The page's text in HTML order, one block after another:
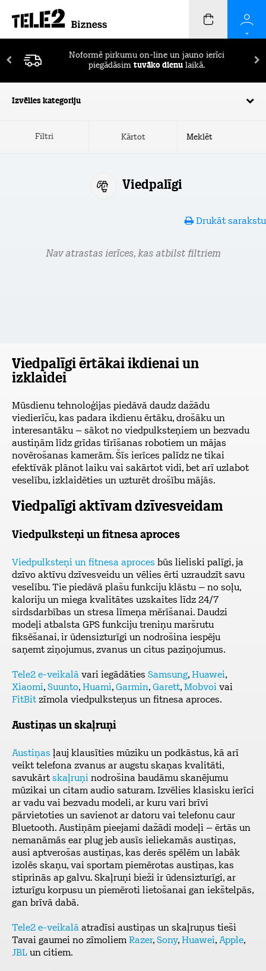
Noformē pirkumu on-line un jauno ierīci
piegādāsim tuvāko dienu laikā.
Izvēlies kategoriju
Filtri Kārtot
Viedpalīgi
Drukāt sarakstu
Nav atrastas ierīces, kas atbilst filtriem
Viedpalīgi ērtākai ikdienai un
izklaidei
Mūsdienu tehnoloģijas piedāvā daudz dažādu
viedierīču, kas padara ikdienu ērtāku, drošāku un
interesantāku – sākot no viedpulksteņiem un bezvadu
austiņām līdz grīdas tīrīšanas robotiem un mājas
novērošanas kamerām. Šīs ierīces palīdz ne tikai
efektīvāk plānot laiku vai sakārtot vidi, bet arī uzlabot
veselību, izklaidēties un uzturēt drošību mājās.
Viedpalīgi aktīvam dzīvesveidam
Viedpulksteņi un fitnesa aproces
Viedpulksteņi un fitnesa aproces būs lieliski palīgi, ja
dzīvo aktīvu dzīvesveidu un vēlies ērti uzraudzīt savu
veselību. Tie piedāvā plašu funkciju klāstu – no soļu,
kaloriju un miega kvalitātes uzskaites līdz 24/7
sirdsdarbības un stresa līmeņa mērīšanai. Daudzi
modeļi atbalsta GPS funkciju treniņu maršrutu
fiksēšanai, ir ūdensizturīgi un nodrošina iespēju
saņemt ziņojumus, zvanus un citus paziņojumus.
Tele2 e-veikalā vari iegādāties Samsung, Huawei,
Xiaomi, Suunto, Huami, Garmin, Garett, Mobvoi vai
FitBit zīmola viedpulksteņus un fitnesa aproces.
Austiņas un skaļruņi
Austiņas ļauj klausīties mūziku un podkāstus, kā arī
veikt telefona zvanus ar augstu skaņas kvalitāti,
savukārt skaļruņi nodrošina baudāmu skanējumu
mūzikai un citam audio saturam. Izvēlies klasisku ierīci
ar vadu vai bezvadu modeli, ar kuru vari brīvi
pārvietoties un savienot ar datoru vai telefonu caur
Bluetooth. Austiņām pieejami dažādi modeļi – ērtās un
nemanāmās ear plug jeb ausīs ieliekamās austiņas,
ausi aptverošas austiņas, kas derēs spēlēm un labāk
izolēs skaņu, vai sportam piemērotas austiņas, kas
stiprinās ap galvu. Skaļruņi bieži ir ūdensizturīgi, ar
izturīgu korpusu un piemēroti lietošanai gan iekštelpās,
gan brīvā dabā.
Tele2 e-veikalā atradīsi austiņas un skaļruņus tieši
Tavai gaumei no zīmoliem Razer, Sony, Huawei, Apple,
JBL un citiem.